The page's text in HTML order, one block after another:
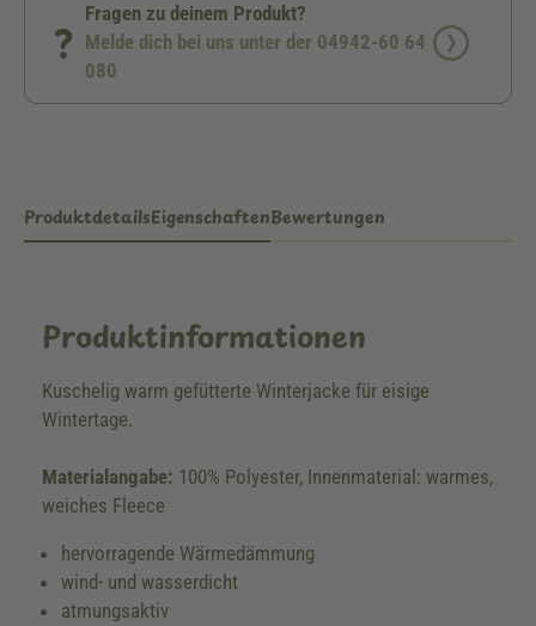
Fragen zu deinem Produkt?
Melde dich bei uns unter der 04942-60 64
080
ProduktdetailsEigenschaftenBewertungen
Produktinformationen
Kuschelig warm gefütterte Winterjacke für eisige
Wintertage.
Materialangabe: 100% Polyester, Innenmaterial: warmes,
weiches Fleece
hervorragende Wärmedämmung
wind- und wasserdicht
atmungsaktiv